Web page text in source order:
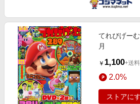
てれびげー
月
￥ 1,100+送
2.0%
ストアに